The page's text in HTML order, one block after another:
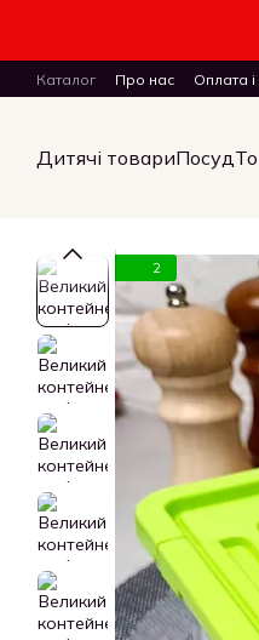
Каталог Про нас Оплата
ПУБЛІЧНИЙ ДОГОВІР
Дитячі товариПосуд
2